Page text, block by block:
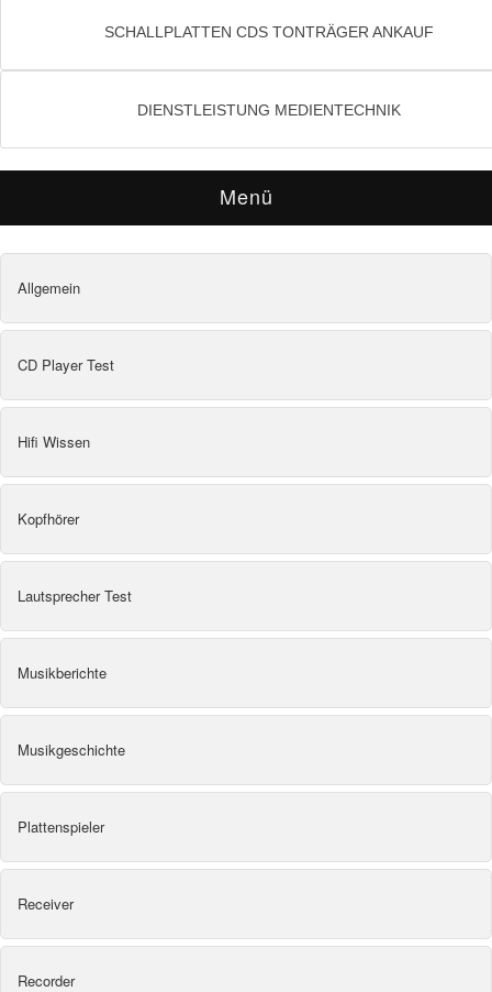
SCHALLPLATTEN CDS TONTRÄGER ANKAUF
DIENSTLEISTUNG MEDIENTECHNIK
Menü
Allgemein
CD Player Test
Hifi Wissen
Kopfhörer
Lautsprecher Test
Musikberichte
Musikgeschichte
Plattenspieler
Receiver
Recorder